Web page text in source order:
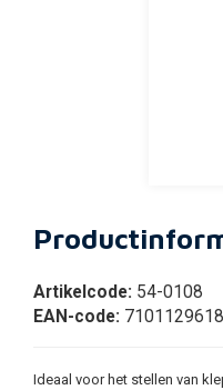
Artikelcode: 54-0108
EAN-code:
Ideaal voor het stellen van